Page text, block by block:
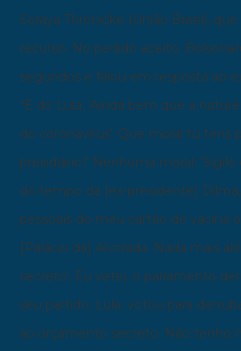
Soraya Thronicke (União Brasil),
recurso. No pedido aceito,
segundos e falou em resposta ao
"É do Lula. 'Ainda bem que a
do coronavírus'. Que moral tu tens
presidiário? Nenhuma moral. 'Sigilo
do tempo da [ex-presidente]
pessoais do meu cartão de vacina
[Palácio da] Alvorada. Nada mais
secreto'. Eu vetei, o parlamento
seu partido, Lula, votou para
ao orçamento secreto. Não tenho